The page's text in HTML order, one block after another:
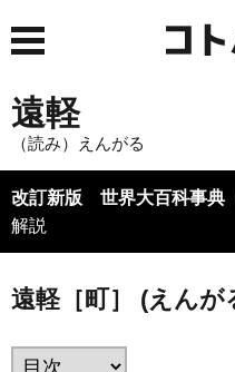
遠軽
（読み）えんがる
改訂新版 世界大百科事典
解説
遠軽［町］ (えんが